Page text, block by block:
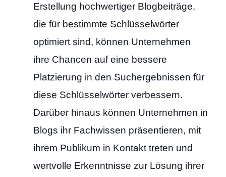
Erstellung hochwertiger Blogbeiträge,
die für bestimmte Schlüsselwörter
optimiert sind, können Unternehmen
ihre Chancen auf eine bessere
Platzierung in den Suchergebnissen für
diese Schlüsselwörter verbessern.
Darüber hinaus können Unternehmen in
Blogs ihr Fachwissen präsentieren, mit
ihrem Publikum in Kontakt treten und
wertvolle Erkenntnisse zur Lösung ihrer